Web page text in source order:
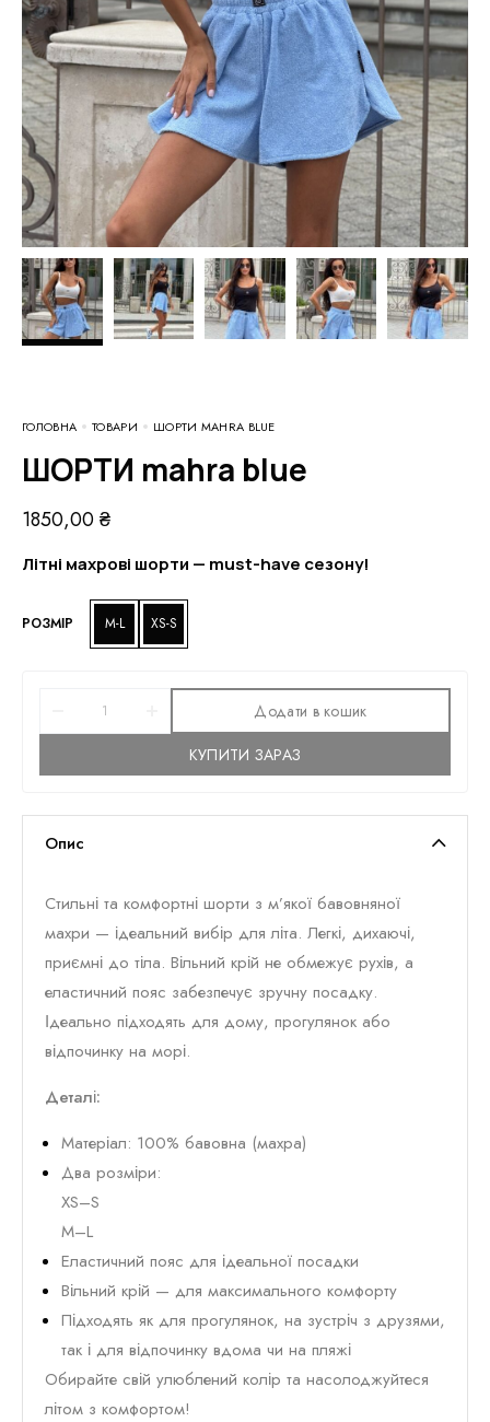
ГОЛОВНА ТОВАРИ ШОРТИ MAHRA BLUE
ШОРТИ mahra blue
1850,00₴
Літні махрові шорти — must-have сезону!
РОЗМІР M-L XS-S
Додати в кошик
КУПИТИ ЗАРАЗ
Опис
Стильні та комфортні шорти з м’якої бавовняної
махри — ідеальний вибір для літа. Легкі, дихаючі,
приємні до тіла. Вільний крій не обмежує рухів, а
еластичний пояс забезпечує зручну посадку.
Ідеально підходять для дому, прогулянок або
відпочинку на морі.
Деталі:
Матеріал: 100% бавовна (махра)
Два розміри:
XS–S
M–L
Еластичний пояс для ідеальної посадки
Вільний крій — для максимального комфорту
Підходять як для прогулянок, на зустріч з друзями,
так і для відпочинку вдома чи на пляжі
Обирайте свій улюблений колір та насолоджуйтеся
літом з комфортом!